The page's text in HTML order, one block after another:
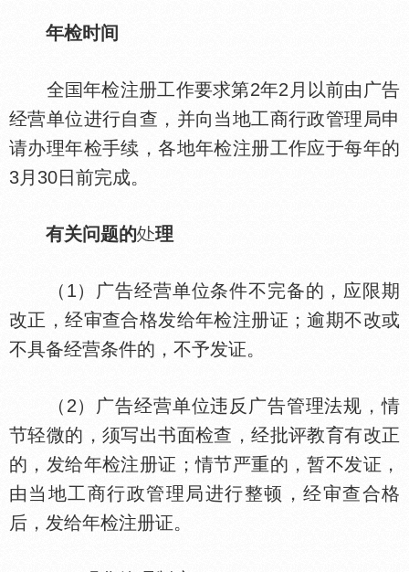
年检时间
全
年检注册工作要求第2年2月以前由广告
经营单位进行自查，并向当地工商行政管理局申
请办理年检手续，各地年检注册工作应于每年的
3月30日前完成。
有关问题的 理
（1）广告经营单位条件不完备的，应限期
改正，经审查合格发给年检注册证；逾期不改或
不具备经营条件的，不予发证。
（2）广告经营单位违反广告管理法规，情
节轻微的，须写出书面检查，经批评教育有改正
的，发给年检注册证；情节严重的，暂不发证，
由当地工商行政管理局进行整顿，经审查合格
后，发给年检注册证。